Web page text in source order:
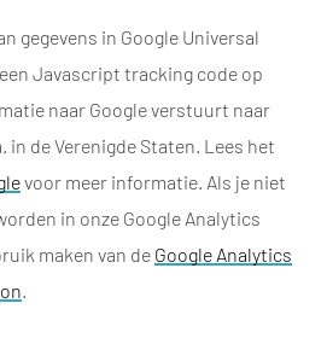
gegevens in Google Universal
Javascript tracking code op
naar Google verstuurt naar
in de Verenigde Staten. Lees het
voor meer informatie. Als je niet
in onze Google Analytics
maken van de Google Analytics
.